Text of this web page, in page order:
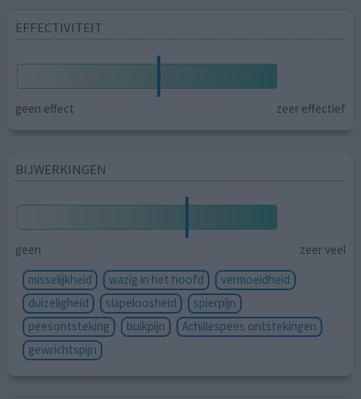
EFFECTIVITEIT
geen effect zeer effectief
BIJWERKINGEN
geen
zeer veel
misselijkheid
wazig in het hoofd
vermoeidheid
duizeligheid
slapeloosheid
spierpijn
peesontsteking
buikpijn
Achillespees ontstekingen
gewrichtspijn